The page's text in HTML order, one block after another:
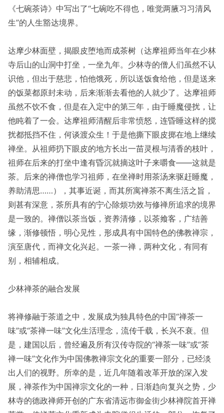
《七碗茶诗》中写出了“七碗吃不得也，唯觉两腋习习清风
生”的人生豁达境界。
达摩少林面壁，揭眼皮堕地而成茶树（达摩祖师当年在少林
寺后山的山洞中打坐，一坐九年。少林寺的僧人们虽然不认
识他，但出于慈悲，怕他饿死，所以送饭食给他，但是送来
的饭菜都原封未动，后来渐渐去看他的人就少了。达摩祖师
虽然不饮不食，但是在入定中的第三年，由于睡魔侵扰，让
他盹着了一会。达摩祖师清醒后非常愤怒，连昏睡这样的搅
扰都抵挡不住，何谈渡众生！于是他撕下眼皮掷在地上继续
禅坐。从祖师扔下眼皮的地方长出一苗灵根与清香的枝叶，
祖师在后来的打坐中逢有昏沉就摘这叶子来嚼食——这就是
茶。后来的禅僧也学习祖师，在坐禅时用茶汤来驱赶睡魔，
养助清思……），其事近诞，而其所寓禅茶不离生活之旨，
则甚有深意，茶所具有的宁心除烦功效与修禅所追求的境界
是一致的。禅僧以茶当饭，资养清修，以茶飨客，广结善
缘，渐修顿悟，明心见性，形成具有中国特色的佛教禅宗，
演至唐代，而禅文化兴起。一茶一禅，两种文化，有同有
别，相辅相成。
少林禅茶的融合发展
将禅修融于茶道之中，发展成为独具特色的中国“禅茶一
味”或“茶禅一味”文化生活理念，流传千载，长兴不衰。但
是，建国以后，曾经遍及所有汉传寺院的“禅茶一味”或“茶
禅一味”文化作为中国佛教禅宗文化的重要一部分，已经淡
出人们的视野。所幸的是，近几年随着改革开放的深入发
展，禅茶作为中国禅宗文化的一种，日渐趋向复兴之势，少
林寺的德政禅师开创的广东省清远市御金街少林禅院首开禅